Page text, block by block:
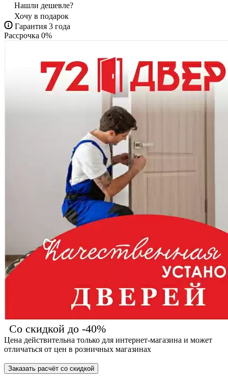
Нашли дешевле?
Хочу в подарок
Гарантия 3 года
Рассрочка 0%
Со скидкой до -40%
Цена действительна только для интернет-магазина и может
отличаться от цен в розничных магазинах
Заказать расчёт со скидкой